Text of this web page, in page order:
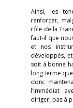
Ainsi, les
renforcer,
rôle de la
faut-il que
et nos
développés,
soit à bonne
long terme
donc
l’immédiat
diriger, pas à